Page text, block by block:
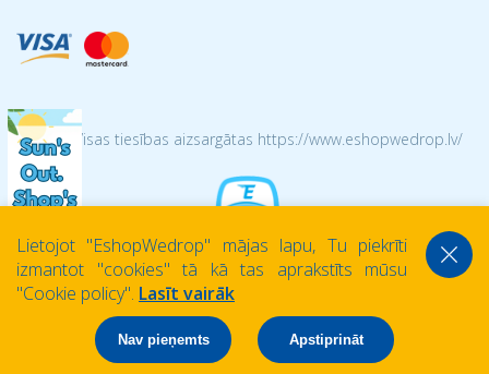
© 2026 Visas tiesības aizsargātas https://www.eshopwedrop.lv/
Lietojot ''EshopWedrop'' mājas lapu, Tu piekrīti
izmantot ''cookies'' tā kā tas aprakstīts mūsu
''Cookie policy''. Lasīt vairāk
Nav pieņemts Apstiprināt